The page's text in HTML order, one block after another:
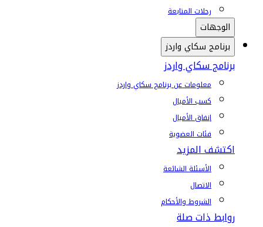
رحلات المتابعة
الوجهات
برنامج سكاي واردز
برنامج سكاي واردز
معلومات عن برنامج سكاي واردز
كسب الأميال
إنفاق الأميال
فئات العضوية
اكتشف المزيد
الأسئلة الشائعة
الاتصال
الشروط والأحكام
روابط ذات صلة